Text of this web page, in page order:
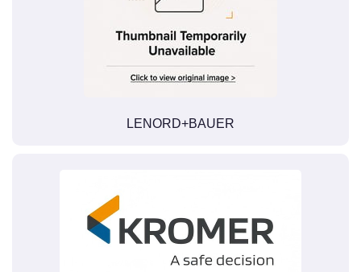
LENORD+BAUER